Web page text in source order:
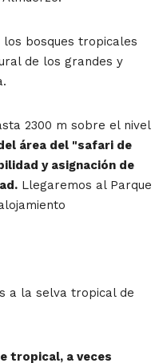
los bosques tropicales
de los grandes y
2300 m sobre el nivel
área del "safari de
y asignación de
Llegaremos al Parque
a la selva tropical de
tropical, a veces